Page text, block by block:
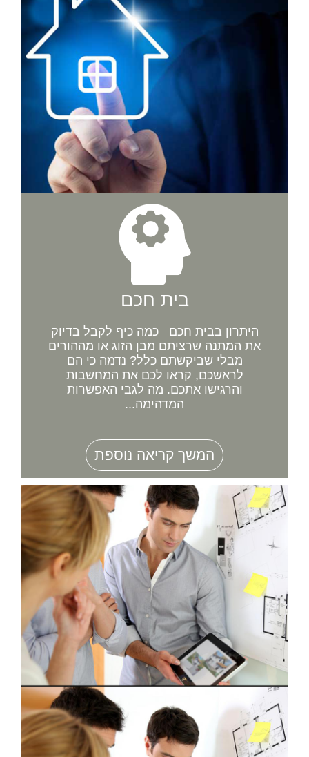
בית חכם
היתרון בבית חכם כמה כיף לקבל בדיוק
את המתנה שרציתם מבן הזוג או מההורים
מבלי שביקשתם כלל? נדמה כי הם
לראשכם, קראו לכם את המחשבות
והרגישו אתכם. מה לגבי האפשרות
המדהימה...
המשך קריאה נוספת